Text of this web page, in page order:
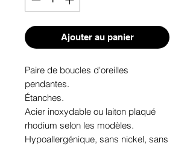
Ajouter au panier
Paire de boucles d'oreilles
pendantes.
Étanches.
Acier inoxydable ou laiton plaqué
rhodium selon les modèles.
Hypoallergénique, sans nickel, sans